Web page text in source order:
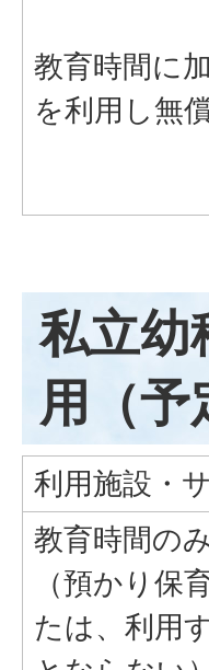
教育時間に
を利用し無
私立幼
用（予
利用施設・
教育時間の
（預かり保
たは、利用